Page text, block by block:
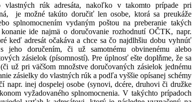
vlastných rúk adresáta, nakoľko v takomto prípade pri
je možné takúto doručiť len osobe, ktorá sa preukáže
splnomocnením vydaným poštou na preberanie takých
ide najmä o doručovanie rozhodnutí OČTK, napr.
keď adresát očakáva a chce sa čo najdlhšiu dobu vyhnúť
jeho doručením, či už samotnému obvinenému alebo
zásielok (písomností). Pre úplnosť ešte doplňme, že sa
už pri väčšom množstve doručovaných zásielok jednému
zásielky do vlastných rúk a podľa vyššie opísanej schémy
napr. inej dospelej osobe (synovi, dcére, druhovi či družke
vyžadovaného splnomocnenia. V takýchto prípadoch